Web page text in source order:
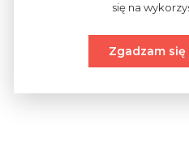
się na
Zgadzam się